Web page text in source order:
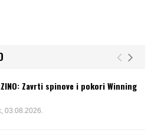
Zavrti spinove i pokori Winning
03.08.2026.